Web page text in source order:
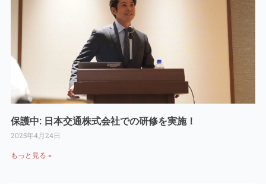
保護中: 日本交通株式会社での研修を実施！
2025年4月24日
もっと見る »